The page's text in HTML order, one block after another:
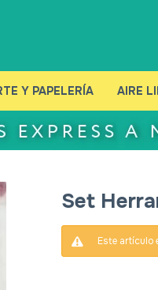
Y PAPELERÍA AIRE
Set
Este artículo